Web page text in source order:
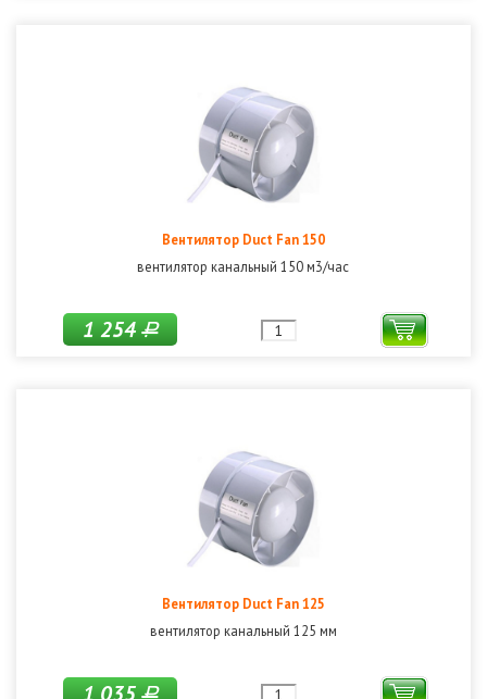
Вентилятор Duct Fan 150
вентилятор канальный 150 м3/час
1 254Р
Вентилятор Duct Fan 125
вентилятор канальный 125 мм
Р